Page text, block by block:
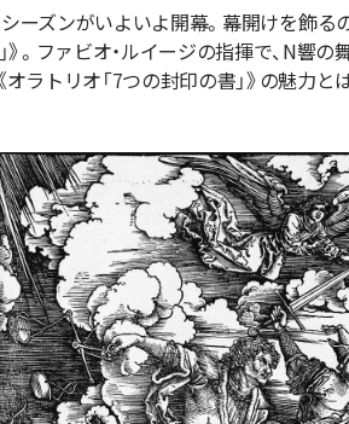
ーズンがいよいよ開幕。幕開けを飾る
》。ファビオ・ルイージの指揮で、N響
オラトリオ「7つの封印の書」》の魅力